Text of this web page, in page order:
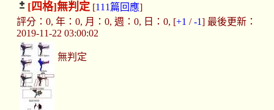
[四格]無判定[111篇回應]
評分：0, 年：0, 月：0, 週：0, 日：0, [+1 /-1] 最後更新：
2019-11-22 03:00:02
無判定